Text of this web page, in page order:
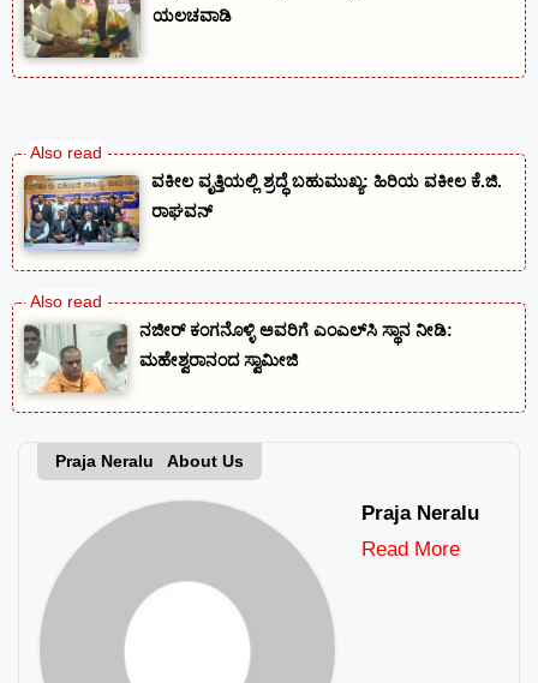
ಯಲಚವಾಡಿ
ವಕೀಲ ವೃತ್ತಿಯಲ್ಲಿ ಶ್ರದ್ಧೆ ಬಹುಮುಖ್ಯ: ಹಿರಿಯ ವಕೀಲ ಕೆ.ಜಿ.
ರಾಘವನ್
ನಜೀರ್ ಕಂಗನೊಳ್ಳಿ ಅವರಿಗೆ ಎಂಎಲ್‌ಸಿ ಸ್ಥಾನ ನೀಡಿ:
ಮಹೇಶ್ವರಾನಂದ ಸ್ವಾಮೀಜಿ
Praja Neralu About Us
Praja Neralu
Read More